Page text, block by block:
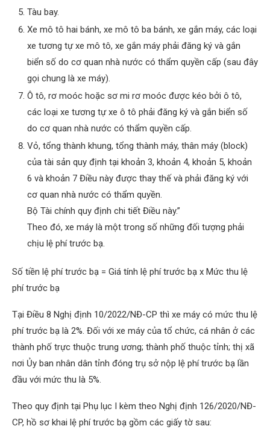
Tàu bay.
Xe mô tô hai bánh, xe mô tô ba bánh, xe gắn máy, các loại
xe tương tự xe mô tô, xe gắn máy phải đăng ký và gắn
biển số do cơ quan nhà nước có thẩm quyền cấp (sau đây
gọi chung là xe máy).
Ô tô, rơ moóc hoặc sơ mi rơ moóc được kéo bởi ô tô,
các loại xe tương tự xe ô tô phải đăng ký và gắn biển số
do cơ quan nhà nước có thẩm quyền cấp.
Vỏ, tổng thành khung, tổng thành máy, thân máy (block)
của tài sản quy định tại khoản 3, khoản 4, khoản 5, khoản
6 và khoản 7 Điều này được thay thế và phải đăng ký với
cơ quan nhà nước có thẩm quyền.
Bộ Tài chính quy định chi tiết Điều này.”
Theo đó, xe máy là một trong số những đối tượng phải
chịu lệ phí trước bạ.
Số tiền lệ phí trước bạ = Giá tính lệ phí trước bạ x Mức thu lệ
phí trước bạ
Tại Điều 8 Nghị định 10/2022/NĐ-CP thì xe máy có mức thu lệ
phí trước bạ là 2%. Đối với xe máy của tổ chức, cá nhân ở các
thành phố trực thuộc trung ương; thành phố thuộc tỉnh; thị xã
nơi Ủy ban nhân dân tỉnh đóng trụ sở nộp lệ phí trước bạ lần
đầu với mức thu là 5%.
Theo quy định tại Phụ lục I kèm theo Nghị định 126/2020/NĐ-
CP, hồ sơ khai lệ phí trước bạ gồm các giấy tờ sau: